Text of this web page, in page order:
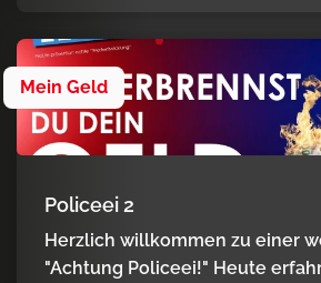
Mein Geld
Policeei 2
Herzlich willkommen zu einer
"Achtung Policeei!" Heute